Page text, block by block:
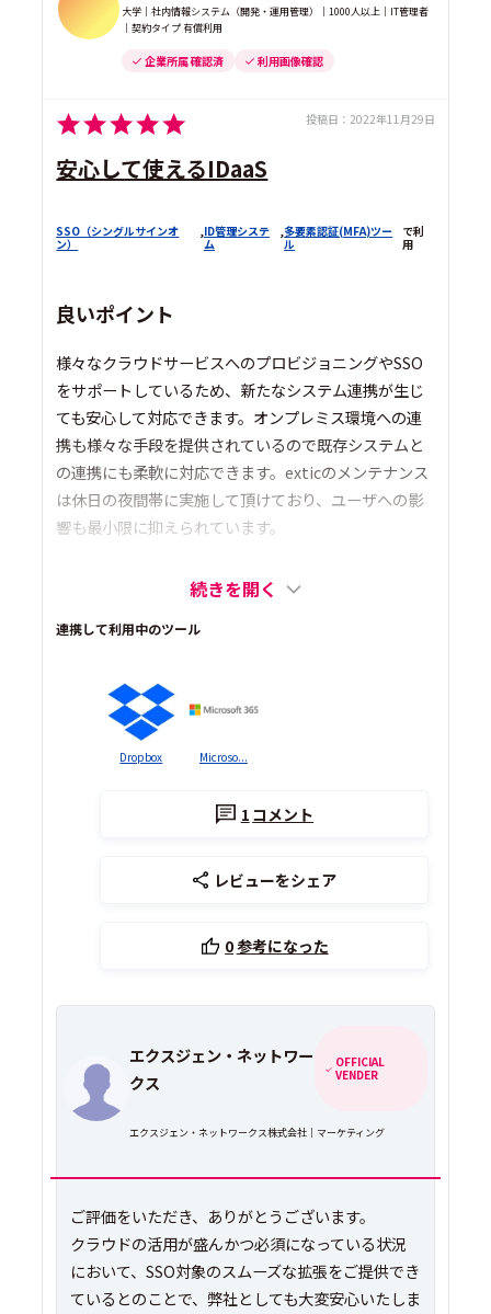
大学｜社内情報システム（開発・運用管理）｜1000人以上｜IT管理者
｜契約タイプ 有償利用
企業所属 確認済 利用画像確認
投稿日： 2022年11月29日
安心して使えるIDaaS
SSO（シングルサインオ
ン）
,ID管理システ
ム
,多要素認証(MFA)ツー
ル
で利
用
良いポイント
様々なクラウドサービスへのプロビジョニングやSSO
をサポートしているため、新たなシステム連携が生じ
ても安心して対応できます。オンプレミス環境への連
携も様々な手段を提供されているので既存システムと
の連携にも柔軟に対応できます。exticのメンテナンス
は休日の夜間帯に実施して頂けており、ユーザへの影
響も最小限に抑えられています。
続きを開く
連携して利用中のツール
Dropbox Microso...
1 コメント
レビューをシェア
0参考になった
エクスジェン・ネットワー
クス
OFFICIAL
VENDER
エクスジェン・ネットワークス株式会社｜マーケティング
ご評価をいただき、ありがとうございます。
クラウドの活用が盛んかつ必須になっている状況
において、SSO対象のスムーズな拡張をご提供でき
ているとのことで、弊社としても大変安心いたしま